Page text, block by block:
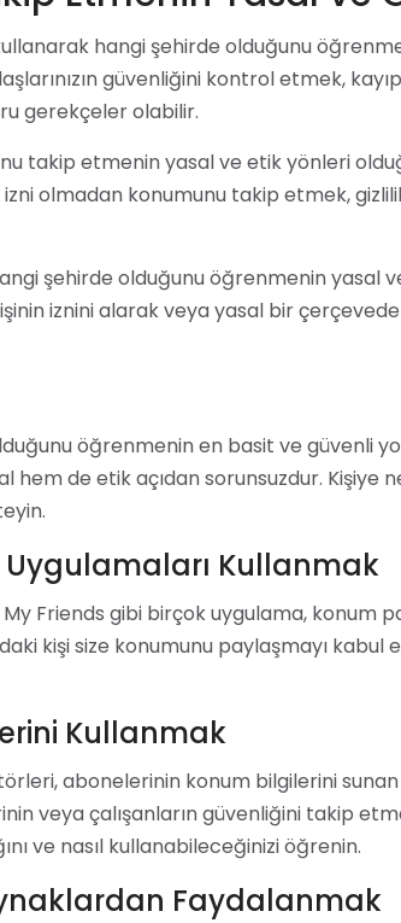
hangi şehirde olduğunu
güvenliğini kontrol etmek,
gerekçeler olabilir.
takip etmenin yasal ve etik yönleri
olmadan konumunu takip etmek,
şehirde olduğunu öğrenmenin yasal
iznini alarak veya yasal bir
öğrenmenin en basit ve güvenli
hem de etik açıdan sorunsuzdur. Kişiye
Uygulamaları Kullanmak
Friends gibi birçok uygulama, konum
kişi size konumunu paylaşmayı
Kullanmak
abonelerinin konum bilgilerini
veya çalışanların güvenliğini takip
ve nasıl kullanabileceğinizi öğrenin.
Faydalanmak